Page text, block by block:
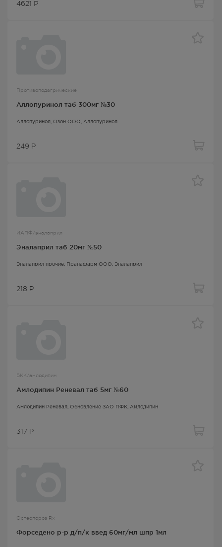
4621 Р
Противоподагрические
Аллопуринол таб 300мг №30
Аллопуринол , Озон ООО, Аллопуринол
249 Р
ИАПФ/эналаприл
Эналаприл таб 20мг №50
Эналаприл прочие, Пранафарм ООО, Эналаприл
218 Р
БКК/амлодипин
Амлодипин Реневал таб 5мг №60
Амлодипин Реневал , Обновление ЗАО ПФК, Амлодипин
317 Р
Остеопороз Rx
Форседено р-р д/п/к введ 60мг/мл шпр 1мл